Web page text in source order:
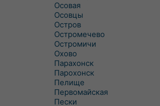
Осовая
Осовцы
Остров
Остромечево
Остромичи
Охово
Парахонск
Парохонск
Пелище
Первомайская
Пески